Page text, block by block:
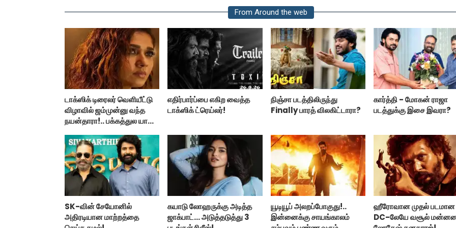
From Around the web
டாக்ஸிக் டிரைலர் வெளியீட்டு
விழாவில் ஜம்முன்னு வந்த
நயன்தாரா!.. பக்கத்துல யாரு
எதிர்பார்ப்பை எகிற வைத்த
டாக்ஸிக் ட்ரெய்லர்!
நிஞ்சா படத்திலிருந்து
Finally பாரத் விலகிட்டாரா?
கார்த்தி - மோகன் ராஜா
படத்துக்கு இசை இவரா?
SK-வின் சேயோனில்
அதிரடியான மாற்றத்தை
கயாடு லோஹருக்கு அடித்த
ஜாக்பாட்... அடுத்தடுத்து 3
யூடியூப் அலறப்போகுது!..
இன்னைக்கு சாயங்காலம்
ஹீரோவான முதல் படமான
DC-லேயே வசூல்